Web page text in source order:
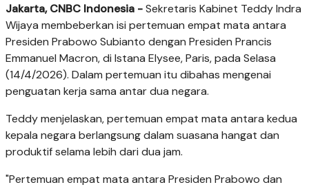
Jakarta, CNBC Indonesia -Sekretaris Kabinet Teddy Indra
Wijaya membeberkan isi pertemuan empat mata antara
Presiden Prabowo Subianto dengan Presiden Prancis
Emmanuel Macron, di Istana Elysee, Paris, pada Selasa
(14/4/2026). Dalam pertemuan itu dibahas mengenai
penguatan kerja sama antar dua negara.
Teddy menjelaskan, pertemuan empat mata antara kedua
kepala negara berlangsung dalam suasana hangat dan
produktif selama lebih dari dua jam.
"Pertemuan empat mata antara Presiden Prabowo dan